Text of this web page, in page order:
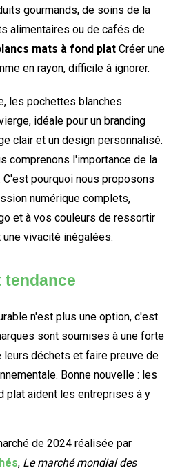
gourmands, de soins de la
alimentaires ou de cafés de
mats à fond platCréer une
en rayon, difficile à ignorer.
les pochettes blanches
idéale pour un branding
clair et un design personnalisé.
comprenons l'importance de la
pourquoi nous proposons
numérique complets,
et à vos couleurs de ressortir
vivacité inégalées.
tendance
n'est plus une option, c'est
sont soumises à une forte
leurs déchets et faire preuve de
Bonne nouvelle : les
plat aident les entreprises à y
de 2024 réalisée par
, Le marché mondial des